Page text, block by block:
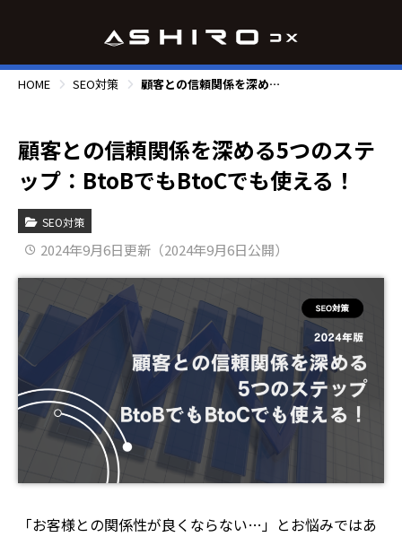
HOME SEO対策 顧客との信頼関係を深める5つのステップ：BtoBでもBtoCでも使える！
顧客との信頼関係を深める5つのステ
ップ：BtoBでもBtoCでも使える！
SEO対策
2024年9月6日更新（2024年9月6日公開）
「お客様との関係性が良くならない…」とお悩みではあ